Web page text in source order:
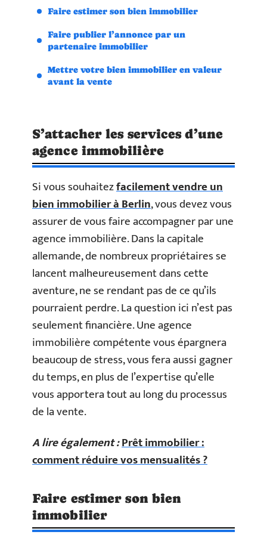
Faire estimer son bien immobilier
Faire publier l’annonce par un
partenaire immobilier
Mettre votre bien immobilier en valeur
avant la vente
S’attacher les services d’une
agence immobilière
Si vous souhaitezfacilement vendre un
bien immobilier à Berlin, vous devez vous
assurer de vous faire accompagner par une
agence immobilière. Dans la capitale
allemande, de nombreux propriétaires se
lancent malheureusement dans cette
aventure, ne se rendant pas de ce qu’ils
pourraient perdre. La question ici n’est pas
seulement financière. Une agence
immobilière compétente vous épargnera
beaucoup de stress, vous fera aussi gagner
du temps, en plus de l’expertise qu’elle
vous apportera tout au long du processus
de la vente.
A lire également :Prêt immobilier :
comment réduire vos mensualités ?
Faire estimer son bien
immobilier